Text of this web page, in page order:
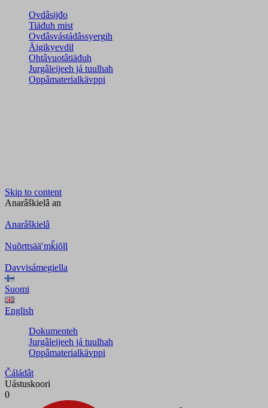
Ovdâsijđo
Tiäđuh mist
Ovdâsvástádâssyergih
Äigikyevdil
Ohtâvuotâtiäđuh
Jurgâleijeeh já tuulhah
Oppâmaterialkävppi
Skip to content
Anarâškielâ an
Anarâškielâ
Nuõrttsääʹmǩiõll
Davvisámegiella
Suomi
English
Dokumenteh
Jurgâleijeeh já tuulhah
Oppâmaterialkävppi
Čáládât
Uástuskoori
0